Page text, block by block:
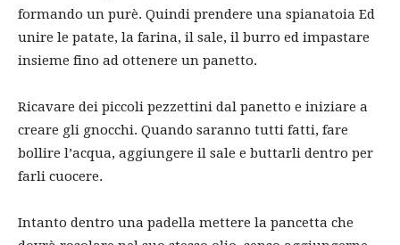
formando un purè. Quindi prendere una spianatoia Ed
unire le patate, la farina, il sale, il burro ed impastare
insieme fino ad ottenere un panetto.
Ricavare dei piccoli pezzettini dal panetto e iniziare a
creare gli gnocchi. Quando saranno tutti fatti, fare
bollire l’acqua, aggiungere il sale e buttarli dentro per
farli cuocere.
Intanto dentro una padella mettere la pancetta che